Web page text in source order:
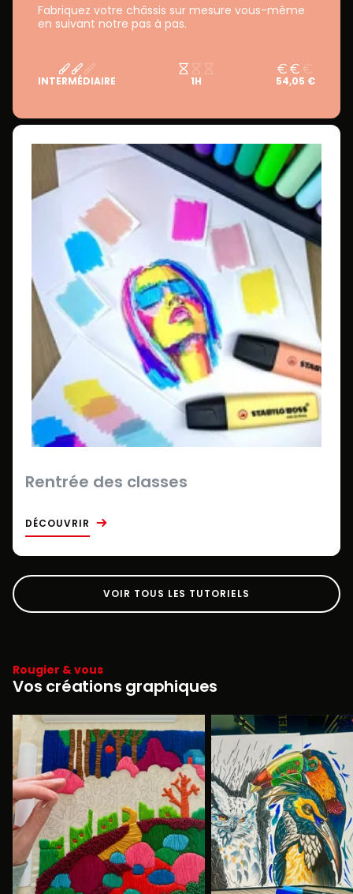
Fabriquez votre châssis sur mesure vous-même
en suivant notre pas à pas.
INTERMÉDIAIRE 1H 54,05 €
Rentrée des classes
DÉCOUVRIR
VOIR TOUS LES TUTORIELS
Rougier & vous
Vos créations graphiques